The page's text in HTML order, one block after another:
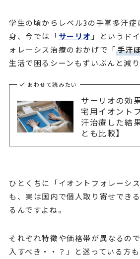
学生の頃からレベル3の手掌多汗症
身、今では「サーリオ 」というド
ォレーシス治療のおかげで「手汗
生活で困るシーンもずいぶんと減り
あわせて読みたい
サーリオの効
宅用イオント
汗治療した結
とも比較】
ひとくちに「イオントフォレーシ
も、実は国内で個人取り寄せでき
るんですよね。
それぞれ特徴や価格帯が異なるの
入すべき・・？」と迷っている方も